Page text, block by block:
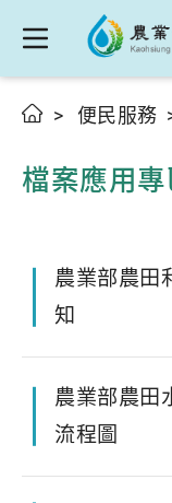
便民服務
檔案應用專
農業部農田
知
農業部農田
流程圖